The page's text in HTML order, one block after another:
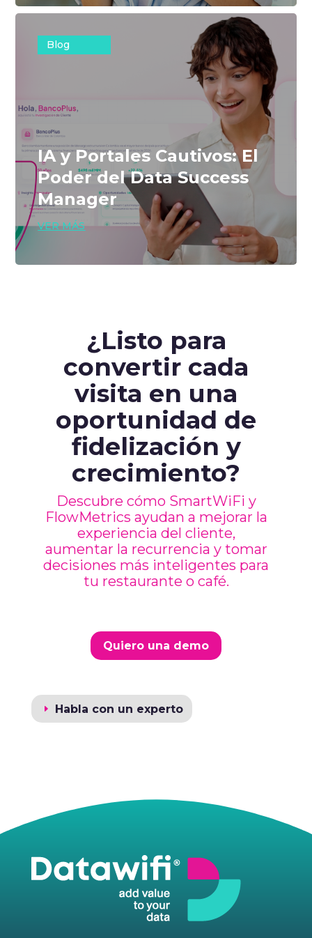
Blog
IA y Portales Cautivos: El
Poder del Data Success
Manager
VER MÁS
¿Listo para
convertir cada
visita en una
oportunidad de
fidelización y
crecimiento?
Descubre cómo SmartWiFi y
FlowMetrics ayudan a mejorar la
experiencia del cliente,
aumentar la recurrencia y tomar
decisiones más inteligentes para
tu restaurante o café.
Quiero una demo
Habla con un experto